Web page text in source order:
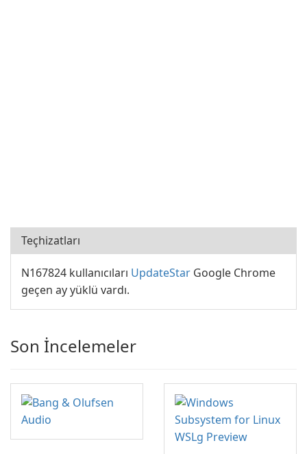
Teçhizatları
N167824 kullanıcıları UpdateStar Google Chrome
geçen ay yüklü vardı.
Son İncelemeler